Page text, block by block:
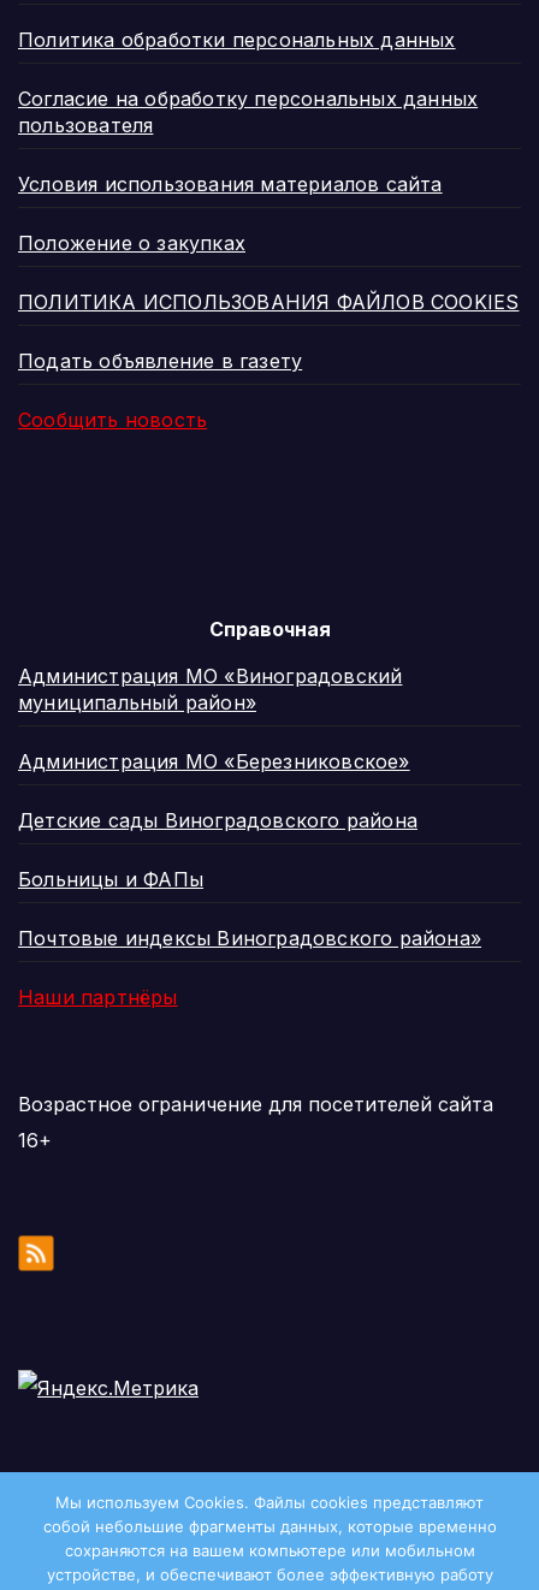
Политика обработки персональных данных
Согласие на обработку персональных данных
пользователя
Условия использования материалов сайта
Положение о закупках
ПОЛИТИКА ИСПОЛЬЗОВАНИЯ ФАЙЛОВ COOKIES
Подать объявление в газету
Сообщить новость
Справочная
Администрация МО «Виноградовский
муниципальный район»
Администрация МО «Березниковское»
Детские сады Виноградовского района
Больницы и ФАПы
Почтовые индексы Виноградовского района»
Наши партнёры
Возрастное ограничение для посетителей сайта
16+
Мы используем Cookies. Файлы сookies представляют
собой небольшие фрагменты данных, которые временно
сохраняются на вашем компьютере или мобильном
устройстве, и обеспечивают более эффективную работу